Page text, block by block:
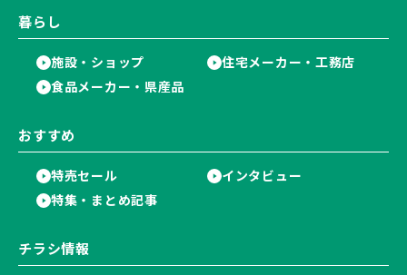
暮らし
施設・ショップ
住宅メーカー・工務店
食品メーカー・県産品
おすすめ
特売セール
インタビュー
特集・まとめ記事
チラシ情報